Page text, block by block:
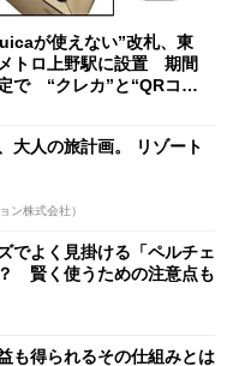
が使えない”改札、東
トロ上野駅に設置 期間
で “クレカ”と“QRコー
大人の旅計画。 リゾート
ン株式会社）
でよく見掛ける「ペルチェ
賢く使うための注意点も
も得られるその仕組みとは